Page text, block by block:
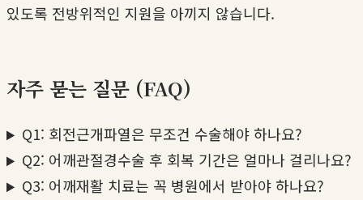
있도록 전방위적인 지원을 아끼지 않습니다.
자주 묻는 질문 (FAQ)
Q1: 회전근개파열은 무조건 수술해야 하나요?
Q2: 어깨관절경수술 후 회복 기간은 얼마나 걸리나요?
Q3: 어깨재활 치료는 꼭 병원에서 받아야 하나요?